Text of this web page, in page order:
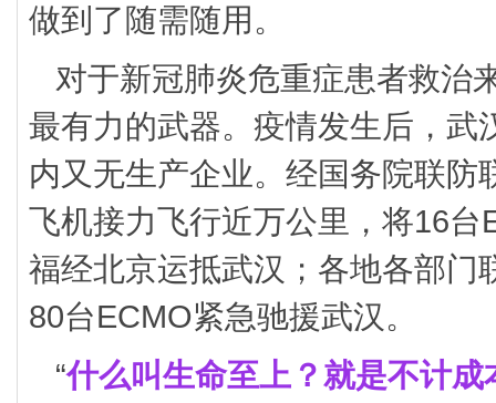
做到了随需随用。
对于新冠肺炎危重症患者救治
最有力的武器。疫情发生后，武
内又无生产企业。经国务院联防
飞机接力飞行近万公里，将16台
福经北京运抵武汉；各地各部门
80台ECMO紧急驰援武汉。
“什么叫生命至上？就是不计